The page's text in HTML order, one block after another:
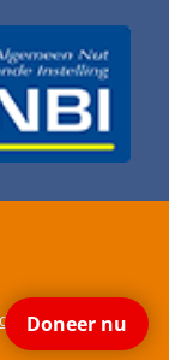
Doneer nu